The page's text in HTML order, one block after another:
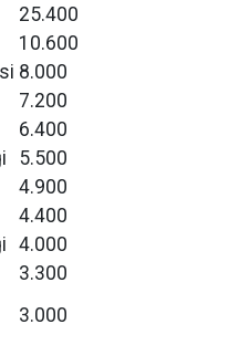
25.400
10.600
8.000
7.200
6.400
5.500
4.900
4.400
4.000
3.300
3.000